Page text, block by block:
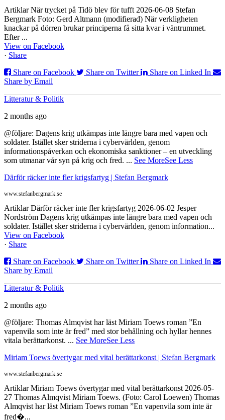
Artiklar När trycket på Tidö blev för tufft 2026-06-08 Stefan
Bergmark Foto: Gerd Altmann (modifierad) När verkligheten
knackar på dörren brukar principerna få sitta kvar i väntrummet.
Efter ...
View on Facebook
· Share
Share on Facebook
Share on Twitter
Share on Linked In
Share by Email
Litteratur & Politik
2 months ago
@följare: Dagens krig utkämpas inte längre bara med vapen och
soldater. Istället sker striderna i cybervärlden, genom
informationspåverkan och ekonomiska sanktioner – en utveckling
som utmanar vår syn på krig och fred. ... See MoreSee Less
Därför räcker inte fler krigsfartyg | Stefan Bergmark
www.stefanbergmark.se
Artiklar Därför räcker inte fler krigsfartyg 2026-06-02 Jesper
Nordström Dagens krig utkämpas inte längre bara med vapen och
soldater. Istället sker striderna i cybervärlden, genom information...
View on Facebook
· Share
Share on Facebook
Share on Twitter
Share on Linked In
Share by Email
Litteratur & Politik
2 months ago
@följare: Thomas Almqvist har läst Miriam Toews roman ”En
vapenvila som inte är fred” med stor behållning och hyllar hennes
vitala berättarkonst. ... See MoreSee Less
Miriam Toews övertygar med vital berättarkonst | Stefan Bergmark
www.stefanbergmark.se
Artiklar Miriam Toews övertygar med vital berättarkonst 2026-05-
27 Thomas Almqvist Miriam Toews. (Foto: Carol Loewen) Thomas
Almqvist har läst Miriam Toews roman ”En vapenvila som inte är
fred�...